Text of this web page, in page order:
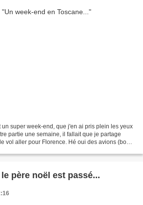
un super week-end, que j'en ai pris plein les yeux
partie une semaine, il fallait que je partage
vol aller pour Florence. Hé oui des avions (boui
père noël est passé...